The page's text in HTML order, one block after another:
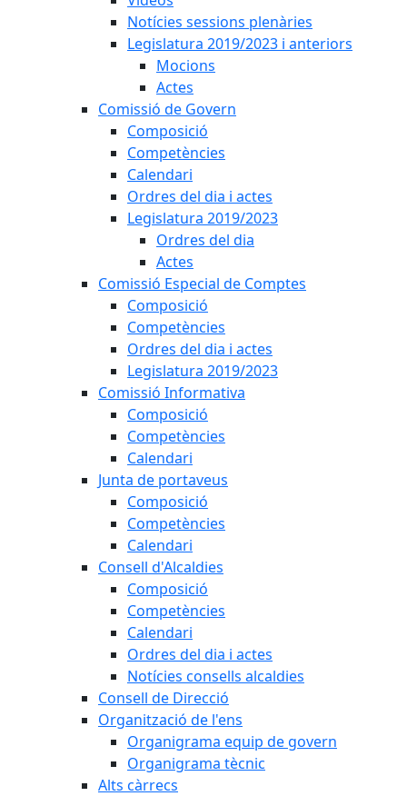
Notícies sessions plenàries
Legislatura 2019/2023 i anteriors
Mocions
Actes
Comissió de Govern
Composició
Competències
Calendari
Ordres del dia i actes
Legislatura 2019/2023
Ordres del dia
Actes
Comissió Especial de Comptes
Composició
Competències
Ordres del dia i actes
Legislatura 2019/2023
Comissió Informativa
Composició
Competències
Calendari
Junta de portaveus
Composició
Competències
Calendari
Consell d'Alcaldies
Composició
Competències
Calendari
Ordres del dia i actes
Notícies consells alcaldies
Consell de Direcció
Organització de l'ens
Organigrama equip de govern
Organigrama tècnic
Alts càrrecs